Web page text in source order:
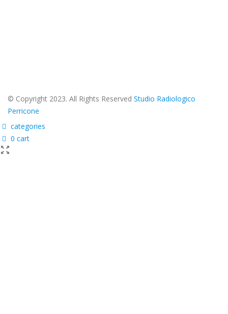
© Copyright 2023. All Rights Reserved Studio Radiologico
Perricone
categories
0 cart